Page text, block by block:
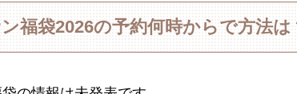
福袋2026の予約何時からで方法は